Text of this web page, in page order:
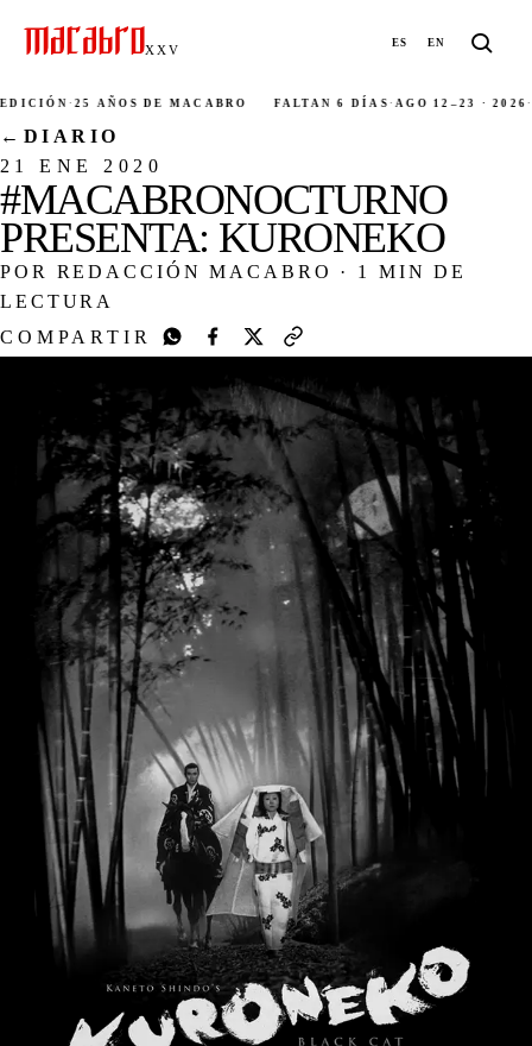
XXV ES EN
· 25 AÑOS DE MACABRO FALTAN 6 DÍAS· AGO 12–23 · 2026·
← DIARIO
21 ENE 2020
#MACABRONOCTURNO
PRESENTA: KURONEKO
POR REDACCIÓN MACABRO ·
1 MIN DE
LECTURA
COMPARTIR